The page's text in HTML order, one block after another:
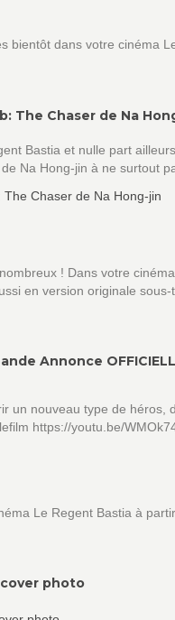
bientôt dans votre cinéma
The Chaser de Na
Bastia et nulle part
Na Hong-jin à ne surtout
! Dans votre
en version originale
Annonce
un nouveau type de héros,
https://youtu.be/
Le Regent Bastia à
photo